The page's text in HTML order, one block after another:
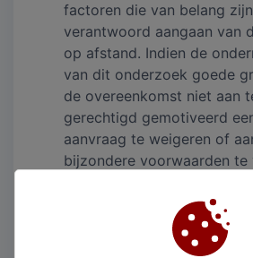
factoren die van belang
verantwoord aangaan van
op afstand. Indien de
van dit onderzoek goede
de overeenkomst niet aan
gerechtigd gemotiveerd
aanvraag te weigeren of
bijzondere voorwaarden te
het product aan de
informatie, schriftelijk of
dat deze door de